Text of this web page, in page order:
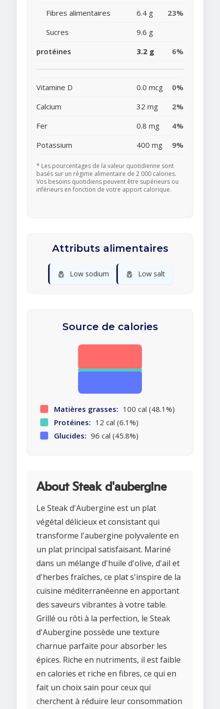
Fibres alimentaires 6.4 g
23%
Sucres
9.6 g
protéines
3.2 g 6%
Vitamine D 0.0 mcg
0%
Calcium
32 mg
2%
Fer
0.8 mg
4%
Potassium
400 mg 9%
* Les pourcentages de la valeur quotidienne sont
basés sur un régime alimentaire de 2 000 calories.
Vos besoins quotidiens peuvent être supérieurs ou
inférieurs en fonction de votre apport calorique.
Attributs alimentaires
🧂 Low sodium 🧂 Low salt
Source de calories
Matières grasses: 100 cal (48.1%)
Protéines: 12 cal (6.1%)
Glucides: 96 cal (45.8%)
About Steak d'aubergine
Le Steak d'Aubergine est un plat
végétal délicieux et consistant qui
transforme l'aubergine polyvalente en
un plat principal satisfaisant. Mariné
dans un mélange d'huile d'olive, d'ail et
d'herbes fraîches, ce plat s'inspire de la
cuisine méditerranéenne en apportant
des saveurs vibrantes à votre table.
Grillé ou rôti à la perfection, le Steak
d'Aubergine possède une texture
charnue parfaite pour absorber les
épices. Riche en nutriments, il est faible
en calories et riche en fibres, ce qui en
fait un choix sain pour ceux qui
cherchent à réduire leur consommation